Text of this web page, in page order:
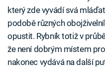
který zde vyvádí svá
podobě různých
opustit. Rybník totiž v
že není dobrým místem
nakonec vydává na další